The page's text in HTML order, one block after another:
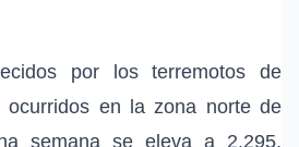
por los terremotos de
ocurridos en la zona norte de
semana se eleva a 2.295,